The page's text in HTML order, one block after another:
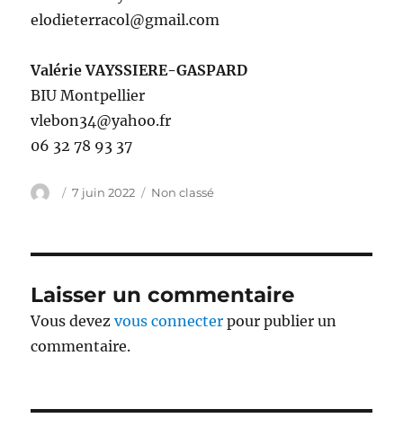
elodieterracol@gmail.com
Valérie VAYSSIERE-GASPARD
BIU Montpellier
vlebon34@yahoo.fr
06 32 78 93 37
Auteur
Publié
7 juin 2022 Catégories
Non classé
Laisser un commentaire
Vous devezvous connecter pour publier un
commentaire.